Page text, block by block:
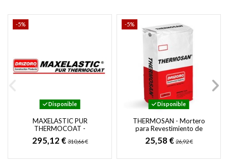
-5%
Disponible
MAXELASTIC PUR
THERMOCOAT -
Membrana elástica de
poliuretano en base agua
295,12 € 310,66 €
-5%
Disponible
THERMOSAN - Mortero
para Revestimiento de
Soportes Deteriorados por
Humedad de Remonte...
25,58 € 26,92 €